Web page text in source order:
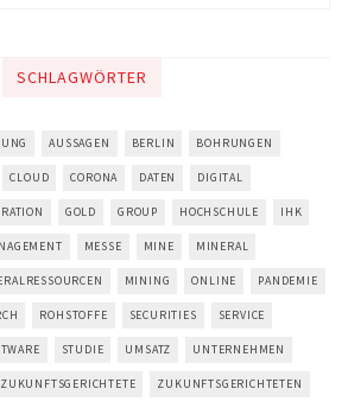
SCHLAGWÖRTER
AUSSAGEN BERLIN BOHRUNGEN
CLOUD CORONA DATEN DIGITAL
GOLD GROUP HOCHSCHULE IHK
MESSE MINE MINERAL
MINING ONLINE PANDEMIE
ROHSTOFFE SECURITIES SERVICE
STUDIE UMSATZ UNTERNEHMEN
ZUKUNFTSGERICHTETE ZUKUNFTSGERICHTETEN